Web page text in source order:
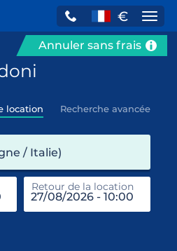
€
Annuler sans frais
location Recherche avancée
/ Italie)
Retour de la location